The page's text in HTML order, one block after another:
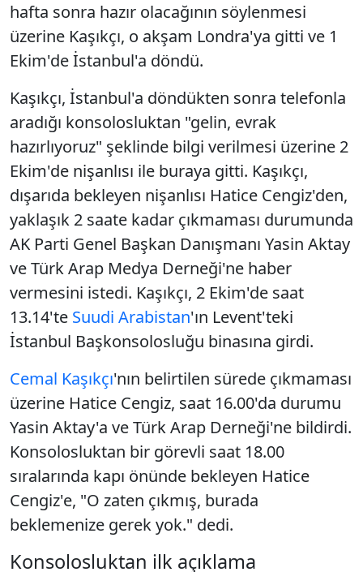
hafta sonra hazır olacağının söylenmesi
üzerine Kaşıkçı, o akşam Londra'ya gitti ve 1
Ekim'de İstanbul'a döndü.
Kaşıkçı, İstanbul'a döndükten sonra telefonla
aradığı konsolosluktan "gelin, evrak
hazırlıyoruz" şeklinde bilgi verilmesi üzerine 2
Ekim'de nişanlısı ile buraya gitti. Kaşıkçı,
dışarıda bekleyen nişanlısı Hatice Cengiz'den,
yaklaşık 2 saate kadar çıkmaması durumunda
AK Parti Genel Başkan Danışmanı Yasin Aktay
ve Türk Arap Medya Derneği'ne haber
vermesini istedi. Kaşıkçı, 2 Ekim'de saat
13.14'te Suudi Arabistan'ın Levent'teki
İstanbul Başkonsolosluğu binasına girdi.
Cemal Kaşıkçı'nın belirtilen sürede çıkmaması
üzerine Hatice Cengiz, saat 16.00'da durumu
Yasin Aktay'a ve Türk Arap Derneği'ne bildirdi.
Konsolosluktan bir görevli saat 18.00
sıralarında kapı önünde bekleyen Hatice
Cengiz'e, "O zaten çıkmış, burada
beklemenize gerek yok." dedi.
Konsolosluktan ilk açıklama